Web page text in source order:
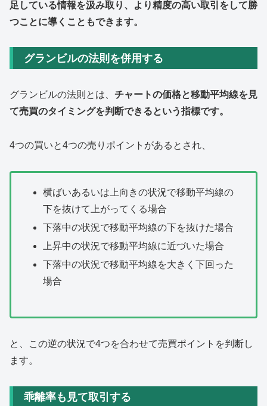
足している情報を汲み取り、より精度の高い取引をして勝
つことに導くこともできます。
グランビルの法則を併用する
グランビルの法則とは、 チャートの価格と移動平均線を見
て売買のタイミングを判断できるという指標です。
4つの買いと4つの売りポイントがあるとされ、
横ばいあるいは上向きの状況で移動平均線の
下を抜けて上がってくる場合
下落中の状況で移動平均線の下を抜けた場合
上昇中の状況で移動平均線に近づいた場合
下落中の状況で移動平均線を大きく下回った
場合
と、この逆の状況で4つを合わせて売買ポイントを判断し
ます。
乖離率も見て取引する